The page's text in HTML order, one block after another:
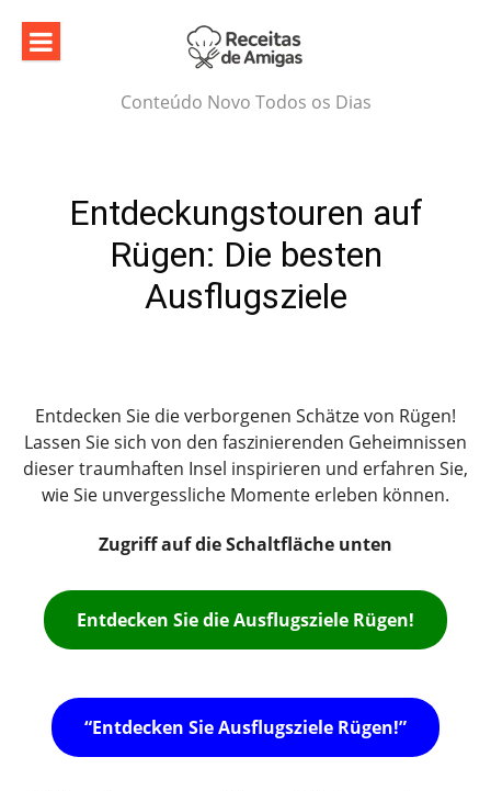
content
Conteúdo Novo Todos os Dias
Entdeckungstouren auf
Rügen: Die besten
Ausflugsziele
Entdecken Sie die verborgenen Schätze von Rügen!
Lassen Sie sich von den faszinierenden Geheimnissen
dieser traumhaften Insel inspirieren und erfahren Sie,
wie Sie unvergessliche Momente erleben können.
Zugriff auf die Schaltfläche unten
Entdecken Sie die Ausflugsziele Rügen!
“Entdecken Sie Ausflugsziele Rügen!”